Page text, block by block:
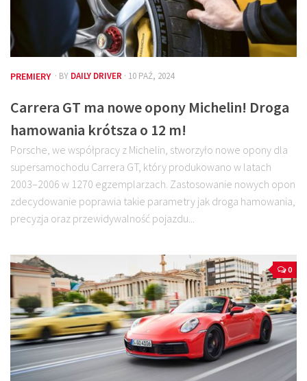
PREMIERY · BY DAILY DRIVER · 10 PAŹ, 2024
Carrera GT ma nowe opony Michelin! Droga
hamowania krótsza o 12 m!
Porsche, we współpracy z Michelin, stworzyło nowe opony dla
supersamochodu Carrera GT, który produkowano w latach
2003–2006 w 1270 egzemplarzach. Zastosowanie nowych opon
zdecydowanie poprawia takie parametry jak droga hamowania,
precyzja oraz przewidywalność pojazdu...
0